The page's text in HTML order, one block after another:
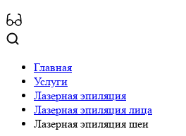
Главная
Услуги
Лазерная эпиляция
Лазерная эпиляция лица
Лазерная эпиляция шеи